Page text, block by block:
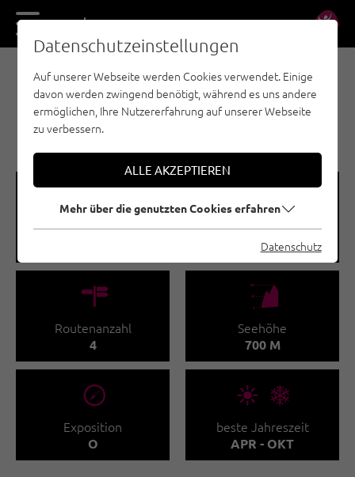
DE EN
SPORTKLETTERN - ÖTZTAL
AREA 47 |
BRÜCKENPFEILER
🞽
Schwierigkeitsgrad
🔹
Routenlänge
28 M
🍫
Routenanzahl
4
🞱
Seehöhe
700 M
🞂
Exposition
O
🞀🖈
beste Jahreszeit
APR - OKT
Datenschutzeinstellungen
Auf unserer Webseite werden Cookies verwendet. Einige
davon werden zwingend benötigt, während es uns andere
ermöglichen, Ihre Nutzererfahrung auf unserer Webseite
zu verbessern.
ALLE AKZEPTIEREN
Mehr über die genutzten Cookies erfahren
Datenschutz